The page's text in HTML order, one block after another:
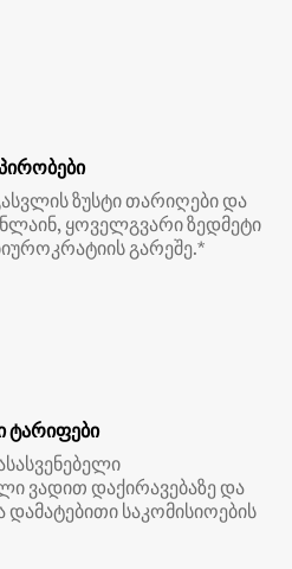
ზუსტი თარიღები და
ყოველგვარი ზედმეტი
გარეშე.*
ტარიფები
ვადით დაქირავებაზე და
საკომისიოების